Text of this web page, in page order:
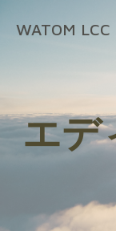
WATOM LCC
エデ